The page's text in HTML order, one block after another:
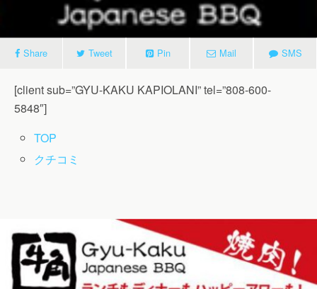
Share Tweet Pin Mail SMS
[client sub=”GYU-KAKU KAPIOLANI” tel=”808-600-
5848″]
TOP
クチコミ